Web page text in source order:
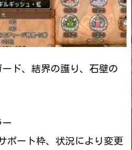
ド、結界の護り、石壁の
ポート枠、状況により変更